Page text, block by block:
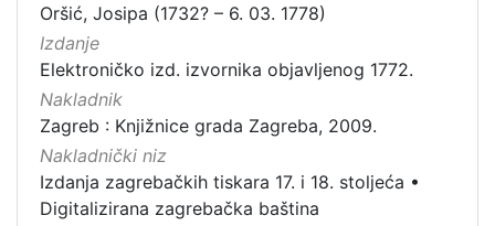
Oršić, Josipa (1732? – 6. 03. 1778)
Izdanje
Elektroničko izd. izvornika objavljenog 1772.
Nakladnik
Zagreb : Knjižnice grada Zagreba, 2009.
Nakladnički niz
Izdanja zagrebačkih tiskara 17. i 18. stoljeća •
Digitalizirana zagrebačka baština